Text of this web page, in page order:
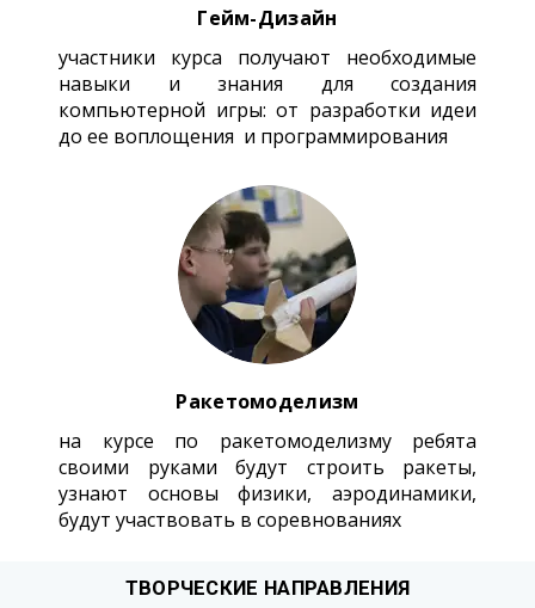
Гейм-Дизайн
участники курса получают необходимые
навыки и знания для создания
компьютерной игры: от разработки идеи
до ее воплощения и программирования
Ракетомоделизм
на курсе по ракетомоделизму ребята
своими руками будут строить ракеты,
узнают основы физики, аэродинамики,
будут участвовать в соревнованиях
ТВОРЧЕСКИЕ НАПРАВЛЕНИЯ